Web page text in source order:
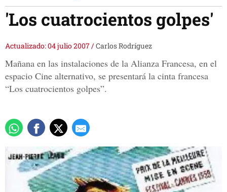
'Los cuatrocientos golpes'
Actualizado: 04 julio 2007/Carlos Rodríguez
Mañana en las instalaciones de la Alianza Francesa, en el
espacio Cine alternativo, se presentará la cinta francesa
“Los cuatrocientos golpes”.